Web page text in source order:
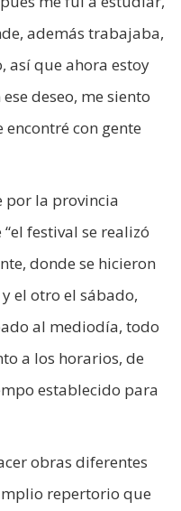
además trabajaba,
así que ahora estoy
deseo, me siento
con gente
por la provincia
festival se realizó
donde se hicieron
el otro el sábado,
al mediodía, todo
a los horarios, de
establecido para
obras diferentes
repertorio que